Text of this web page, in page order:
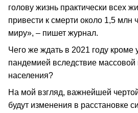
голову жизнь практически всех
привести к смерти около 1,5 млн
миру», – пишет журнал.
Чего же ждать в 2021 году кроме
пандемией вследствие массовой
населения?
На мой взгляд, важнейшей
будут изменения в расстановке